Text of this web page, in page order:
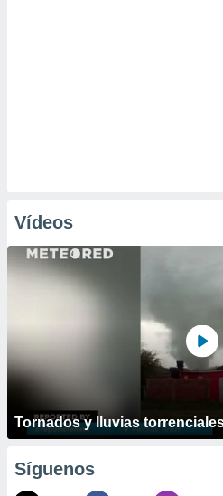
Vídeos
Tornados y lluvias
Síguenos